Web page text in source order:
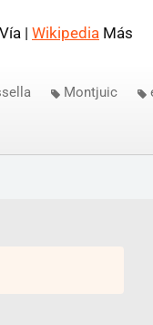
| Wikipedia Más
Montjuic